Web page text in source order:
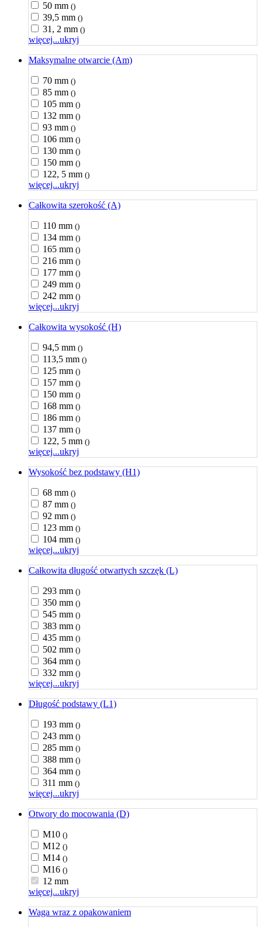
50 mm ()
39,5 mm ()
31, 2 mm ()
więcej...ukryj
Maksymalne otwarcie (Am)
70 mm ()
85 mm ()
105 mm ()
132 mm ()
93 mm ()
106 mm ()
130 mm ()
150 mm ()
122, 5 mm ()
więcej...ukryj
Całkowita szerokość (A)
110 mm ()
134 mm ()
165 mm ()
216 mm ()
177 mm ()
249 mm ()
242 mm ()
więcej...ukryj
Całkowita wysokość (H)
94,5 mm ()
113,5 mm ()
125 mm ()
157 mm ()
150 mm ()
168 mm ()
186 mm ()
137 mm ()
122, 5 mm ()
więcej...ukryj
Wysokość bez podstawy (H1)
68 mm ()
87 mm ()
92 mm ()
123 mm ()
104 mm ()
więcej...ukryj
Całkowita długość otwartych szczęk (L)
293 mm ()
350 mm ()
545 mm ()
383 mm ()
435 mm ()
502 mm ()
364 mm ()
332 mm ()
więcej...ukryj
Długość podstawy (L1)
193 mm ()
243 mm ()
285 mm ()
388 mm ()
364 mm ()
311 mm ()
więcej...ukryj
Otwory do mocowania (D)
M10 ()
M12 ()
M14 ()
M16 ()
12 mm
więcej...ukryj
Waga wraz z opakowaniem